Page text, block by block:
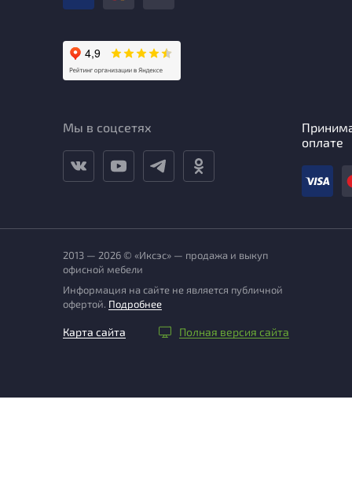
Мы в соцсетях
оплате
2013 — 2026 © «Иксэс» — продажа и выкуп
офисной мебели
Информация на сайте не является публичной
офертой. Подробнее
Карта сайта Полная версия сайта